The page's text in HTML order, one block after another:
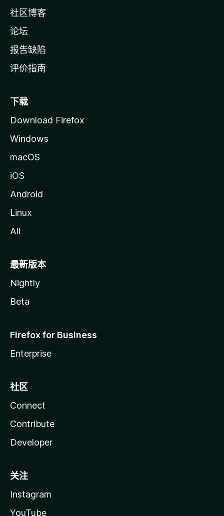
社区博客
论坛
报告缺陷
评价指南
下载
Download Firefox
Windows
macOS
iOS
Android
Linux
All
最新版本
Nightly
Beta
Firefox for Business
Enterprise
社区
Connect
Contribute
Developer
关注
Instagram
YouTube